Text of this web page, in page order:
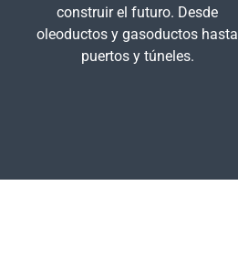
construir el futuro. Desde
oleoductos y gasoductos hasta
puertos y túneles.